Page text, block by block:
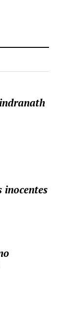
inocentes